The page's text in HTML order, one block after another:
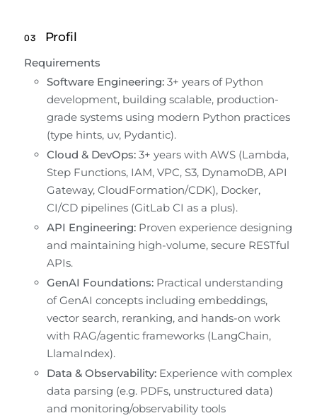
03 Profil
Requirements
Software Engineering: 3+ years of Python
development, building scalable, production-
grade systems using modern Python practices
(type hints, uv, Pydantic).
Cloud & DevOps: 3+ years with AWS (Lambda,
Step Functions, IAM, VPC, S3, DynamoDB, API
Gateway, CloudFormation/CDK), Docker,
CI/CD pipelines (GitLab CI as a plus).
API Engineering: Proven experience designing
and maintaining high-volume, secure RESTful
APIs.
GenAI Foundations: Practical understanding
of GenAI concepts including embeddings,
vector search, reranking, and hands-on work
with RAG/agentic frameworks (LangChain,
LlamaIndex).
Data & Observability: Experience with complex
data parsing (e.g. PDFs, unstructured data)
and monitoring/observability tools